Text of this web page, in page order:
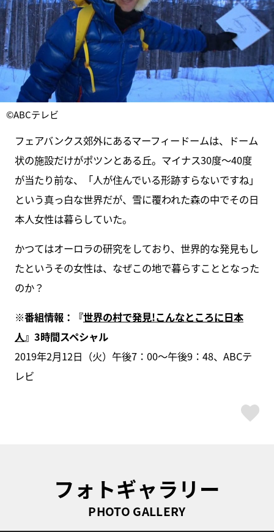
©ABCテレビ
フェアバンクス郊外にあるマーフィードームは、ドーム
状の施設だけがポツンとある丘。マイナス30度～40度
が当たり前な、「人が住んでいる形跡すらないですね」
という真っ白な世界だが、雪に覆われた森の中でその日
本人女性は暮らしていた。
かつてはオーロラの研究をしており、世界的な発見もし
たというその女性は、なぜこの地で暮らすこととなった
のか？
※番組情報：『世界の村で発見!こんなところに日本
人』3時間スペシャル
2019年2月12日（火）午後7：00～午後9：48、ABCテ
レビ
フォトギャラリー
PHOTO GALLERY